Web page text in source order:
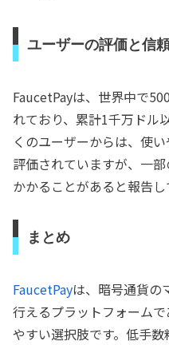
ユーザーの評価と信
FaucetPayは、世界中で
れており、累計1千万ドル
くのユーザーからは、使
評価されていますが、一
かかることがあると報告し
まとめ
FaucetPayは、暗号通貨の
行えるプラットフォーム
やすい選択肢です。低手